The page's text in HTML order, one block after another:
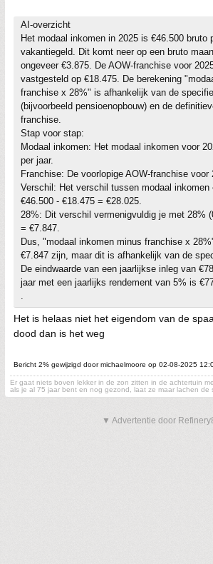
AI-overzicht
Het modaal inkomen in 2025 is €46.500 bruto
vakantiegeld. Dit komt neer op een bruto
ongeveer €3.875. De AOW-franchise voor
vastgesteld op €18.475. De berekening
franchise x 28%" is afhankelijk van de
(bijvoorbeeld pensioenopbouw) en de
franchise.
Stap voor stap:
Modaal inkomen: Het modaal inkomen voor
per jaar.
Franchise: De voorlopige AOW-franchise voor
Verschil: Het verschil tussen modaal inkomen
€46.500 - €18.475 = €28.025.
28%: Dit verschil vermenigvuldig je met 28%
= €7.847.
Dus, "modaal inkomen minus franchise x
€7.847 zijn, maar dit is afhankelijk van de
De eindwaarde van een jaarlijkse inleg van
jaar met een jaarlijks rendement van 5% is
.
Het is helaas niet het eigendom van de
dood dan is het weg
Bericht 2% gewijzigd door michaelmoore op 02-08-2025
Er gaat niets boven lekker in de zon zitten in de achtertuin
als je al 75 jaar bent en nog gezond, laat ze maar lachen de
▼ Advertentie door